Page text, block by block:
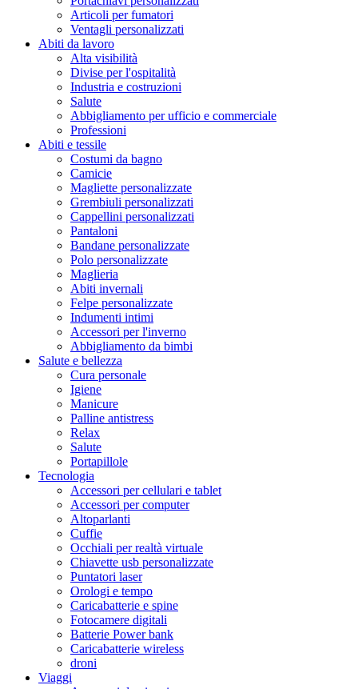
Articoli per fumatori
Ventagli personalizzati
Abiti da lavoro
Alta visibilità
Divise per l'ospitalità
Industria e costruzioni
Salute
Abbigliamento per ufficio e commerciale
Professioni
Abiti e tessile
Costumi da bagno
Camicie
Magliette personalizzate
Grembiuli personalizzati
Cappellini personalizzati
Pantaloni
Bandane personalizzate
Polo personalizzate
Maglieria
Abiti invernali
Felpe personalizzate
Indumenti intimi
Accessori per l'inverno
Abbigliamento da bimbi
Salute e bellezza
Cura personale
Igiene
Manicure
Palline antistress
Relax
Salute
Portapillole
Tecnologia
Accessori per cellulari e tablet
Accessori per computer
Altoparlanti
Cuffie
Occhiali per realtà virtuale
Chiavette usb personalizzate
Puntatori laser
Orologi e tempo
Caricabatterie e spine
Fotocamere digitali
Batterie Power bank
Caricabatterie wireless
droni
Viaggi